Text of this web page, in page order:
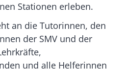
Stationen erleben.
an die Tutorinnen, den
der SMV und der
und alle Helferinnen